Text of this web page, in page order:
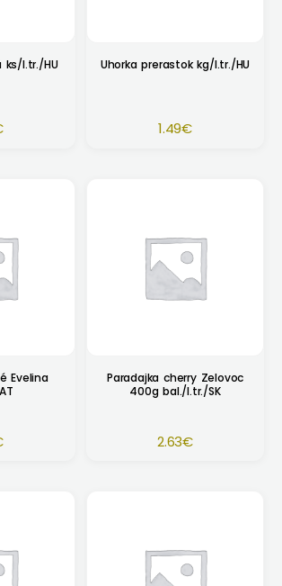
ks/I.tr./HU Uhorka prerastok kg/I.tr./HU
1.49€
Evelina
Paradajka cherry Zelovoc
400g bal./I.tr./SK
2.63€